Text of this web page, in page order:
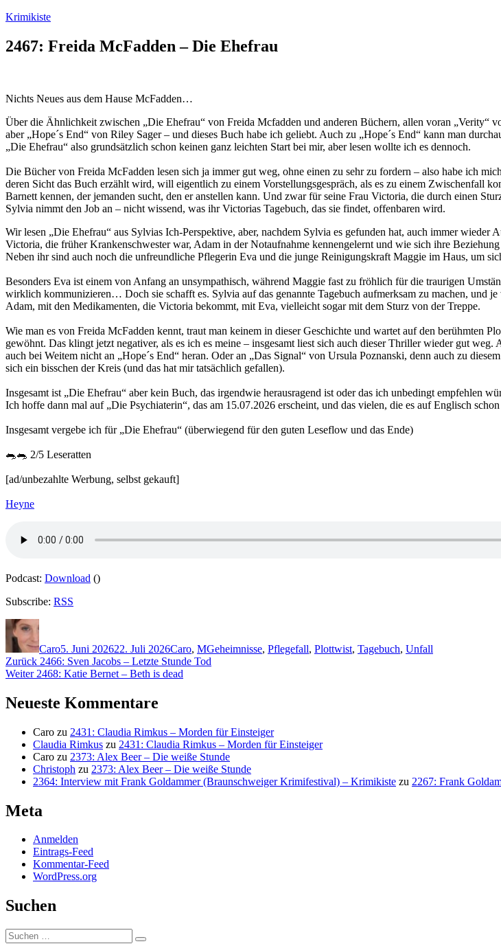
Zum
springen
Krimikiste
2467: Freida McFadden – Die Ehefrau
Nichts Neues aus dem Hause McFadden…
Über die Ähnlichkeit zwischen „Die Ehefrau“ von Freida Mcfadden und anderen Büchern, allen voran „Verity“
aber „Hope´s End“ von Riley Sager – und dieses Buch habe ich geliebt. Auch zu „Hope´s End“ kann man
„Die Ehefrau“ also grundsätzlich schon keinen ganz leichten Start bei mir, aber lesen wollte ich es dennoch.
Die Bücher von Freida McFadden lesen sich ja immer gut weg, ohne einen zu sehr zu fordern – also habe ich
deren Sicht das Buch erzählt wird, will eigentlich zu einem Vorstellungsgespräch, als es zu einem Zwischenfall
Barnett kennen, der jemanden sucht, den er anstellen kann. Und zwar für seine Frau Victoria, die durch einen
Sylvia nimmt den Job an – nicht wissend, was ihr Victorias Tagebuch, das sie findet, offenbaren wird.
Wir lesen „Die Ehefrau“ aus Sylvias Ich-Perspektive, aber, nachdem Sylvia es gefunden hat, auch immer
Victoria, die früher Krankenschwester war, Adam in der Notaufnahme kennengelernt und wie sich ihre
Neben ihr sind auch noch die unfreundliche Pflegerin Eva und die junge Reinigungskraft Maggie im Haus, um
Besonders Eva ist einem von Anfang an unsympathisch, während Maggie fast zu fröhlich für die traurigen
wirklich kommunizieren… Doch sie schafft es. Sylvia auf das genannte Tagebuch aufmerksam zu machen, und
Adam, mit den Medikamenten, die Victoria bekommt, mit Eva, vielleicht sogar mit dem Sturz von der Treppe.
Wie man es von Freida McFadden kennt, traut man keinem in dieser Geschichte und wartet auf den berühmten
gewöhnt. Das klingt jetzt negativer, als es ich es meine – insgesamt liest sich auch dieser Thriller wieder gut
auch bei Weitem nicht an „Hope´s End“ heran. Oder an „Das Signal“ von Ursula Poznanski, denn auch zu
sich ein bisschen der Kreis (und das hat mir tatsächlich gefallen).
Insgesamt ist „Die Ehefrau“ aber kein Buch, das irgendwie herausragend ist oder das ich unbedingt empfehlen
Ich hoffe dann mal auf „Die Psychiaterin“, das am 15.07.2026 erscheint, und das vielen, die es auf Englisch
Insgesamt vergebe ich für „Die Ehefrau“ (überwiegend für den guten Leseflow und das Ende)
🐀🐀 2/5 Leseratten
[ad/unbezahlte Werbung, selbst gekauft]
Heyne
Podcast: Download ()
Subscribe: RSS
Autor
Caro5. Juni 202622. Juli 2026Caro, MGeheimnisse, Pflegefall, Plottwist, Tagebuch, Unfall
Beitragsnavigation
Zurück Vorheriger
Beitrag:
2466: Sven Jacobs – Letzte Stunde Tod
Weiter Nächster
2468: Katie Bernet – Beth is dead
Neueste Kommentare
Caro zu 2431: Claudia Rimkus – Morden für Einsteiger
Claudia Rimkus zu 2431: Claudia Rimkus – Morden für Einsteiger
Caro zu 2373: Alex Beer – Die weiße Stunde
Christoph zu 2373: Alex Beer – Die weiße Stunde
2364: Interview mit Frank Goldammer (Braunschweiger Krimifestival) – Krimikiste zu 2267: Frank
Meta
Anmelden
Eintrags-Feed
Kommentar-Feed
WordPress.org
Suchen
Suchen
Suchen